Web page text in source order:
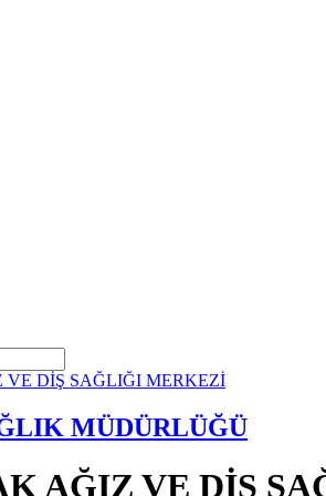
MÜDÜRLÜĞÜ
AĞIZ VE DİŞ